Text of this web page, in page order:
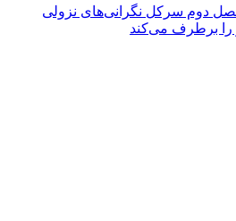
دوم سرکل نگرانی‌های نزولی
را برطرف می‌کند